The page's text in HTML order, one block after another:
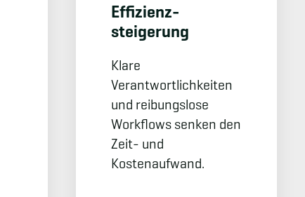
Effizienz­
steigerung
Klare
Verantwortlichkeiten
und reibungslose
Workflows senken den
Zeit- und
Kostenaufwand.